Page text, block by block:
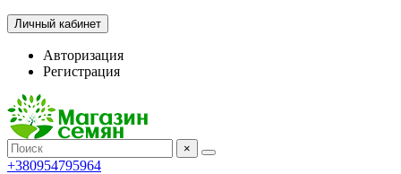
Личный кабинет
Авторизация
Регистрация
×
+380954795964